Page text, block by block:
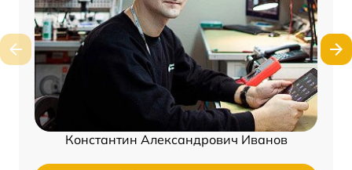
Константин Александрович Иванов